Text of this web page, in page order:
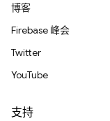
博客
Firebase 峰会
Twitter
YouTube
支持